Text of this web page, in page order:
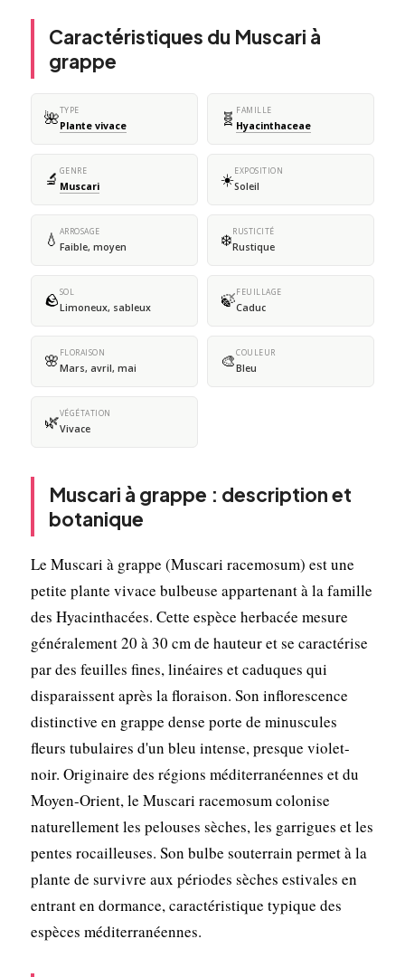
Caractéristiques du Muscari à
grappe
🌺TYPE
Plante vivace 🧬 FAMILLE
Hyacinthaceae
🔬 GENRE
Muscari ☀️EXPOSITION
Soleil
💧 ARROSAGE
Faible, moyen ❄️RUSTICITÉ
Rustique
🪨SOL
Limoneux, sableux 🍃FEUILLAGE
Caduc
🌸 FLORAISON
Mars, avril, mai 🎨COULEUR
Bleu
🌿VÉGÉTATION
Vivace
Muscari à grappe : description et
botanique
Le Muscari à grappe (Muscari racemosum) est une
petite plante vivace bulbeuse appartenant à la famille
des Hyacinthacées. Cette espèce herbacée mesure
généralement 20 à 30 cm de hauteur et se caractérise
par des feuilles fines, linéaires et caduques qui
disparaissent après la floraison. Son inflorescence
distinctive en grappe dense porte de minuscules
fleurs tubulaires d'un bleu intense, presque violet-
noir. Originaire des régions méditerranéennes et du
Moyen-Orient, le Muscari racemosum colonise
naturellement les pelouses sèches, les garrigues et les
pentes rocailleuses. Son bulbe souterrain permet à la
plante de survivre aux périodes sèches estivales en
entrant en dormance, caractéristique typique des
espèces méditerranéennes.